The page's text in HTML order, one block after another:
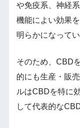
や免疫系、神経
機能によい効果
明らかになってい
そのため、CBD
的にも生産・販
ルはCBDを特に
して代表的な